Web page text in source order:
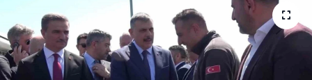
MEDYA
ÖZEL HABER
Haber Arşivi